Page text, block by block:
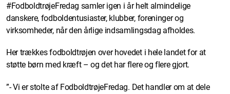
#FodboldtrøjeFredag samler igen i år helt almindelige
danskere, fodboldentusiaster, klubber, foreninger og
virksomheder, når den årlige indsamlingsdag afholdes.
Her trækkes fodboldtrøjen over hovedet i hele landet for at
støtte børn med kræft – og det har flere og flere gjort.
”- Vi er stolte af FodboldtrøjeFredag. Det handler om at dele